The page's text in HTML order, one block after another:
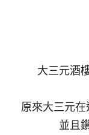
大三元酒
原來大三元
並且